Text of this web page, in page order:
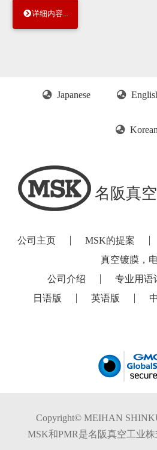
详细内容...
Japanese
Korean
名阪真
公司主页 MSK的提案
真空镀膜，
公司介绍
专业用语
日语版
英语版
Copyright© MEIHAN
MSK和PMR是名阪真空工业株